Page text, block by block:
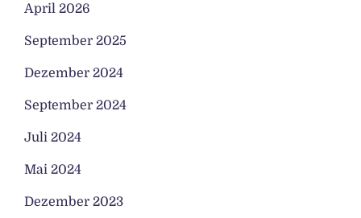
April 2026
September 2025
Dezember 2024
September 2024
Juli 2024
Mai 2024
Dezember 2023